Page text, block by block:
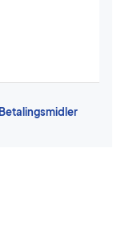
Betalingsmidler